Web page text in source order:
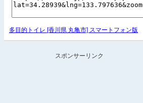
多目的トイレ [香川県 丸亀市] スマートフォン版
スポンサーリンク